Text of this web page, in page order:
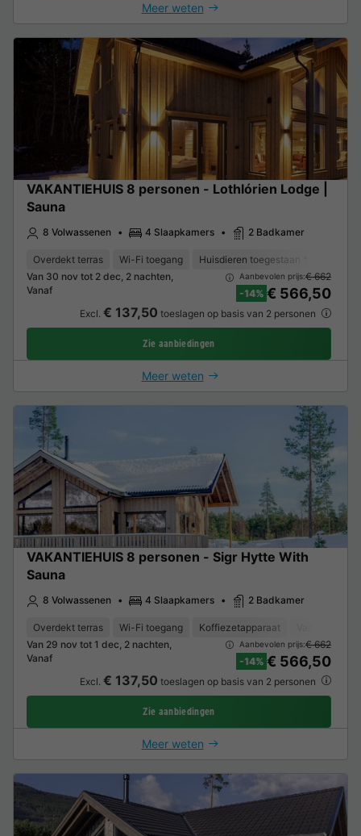
Meer weten
VAKANTIEHUIS 8 personen - Lothlórien Lodge |
Sauna
8 Volwassenen 4 Slaapkamers 2 Badkamer
Overdekt terras Wi-Fi toegang Huisdieren toegestaan *
Van 30 nov tot 2 dec, 2 nachten,
Vanaf
Aanbevolen prijs:€ 662
-14% € 566,50
Excl. € 137,50 toeslagen op basis van 2 personen
Zie aanbiedingen
Meer weten
VAKANTIEHUIS 8 personen - Sigr Hytte With
Sauna
8 Volwassenen 4 Slaapkamers 2 Badkamer
Overdekt terras Wi-Fi toegang Koffiezetapparaat
Van 29 nov tot 1 dec, 2 nachten,
Vanaf
Aanbevolen prijs:€ 662
-14% € 566,50
Excl. € 137,50 toeslagen op basis van 2 personen
Zie aanbiedingen
Meer weten